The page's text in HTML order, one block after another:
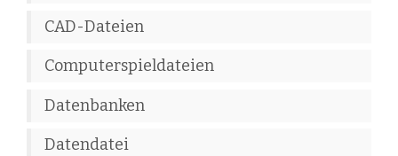
CAD-Dateien
Computerspieldateien
Datenbanken
Datendatei